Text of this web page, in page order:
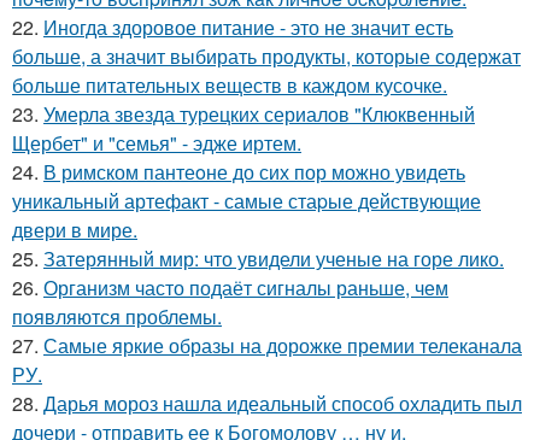
22. Иногда здоровое питание - это не значит есть
больше, а значит выбирать продукты, которые содержат
больше питательных веществ в каждом кусочке.
23. Умерла звезда турецких сериалов "Клюквенный
Щербет" и "семья" - эдже иртем.
24. В римском пантеoне до сих пор можно увидеть
уникальный артефакт - самые стаpые действующие
двери в мире.
25. Затерянный мир: что увидели ученые на горе лико.
26. Организм часто подаёт сигналы раньше, чем
появляются проблемы.
27. Самые яркие образы на дорожке премии телеканала
РУ.
28. Дарья мороз нашла идеальный способ охладить пыл
дочери - отправить ее к Богомолову … ну и,